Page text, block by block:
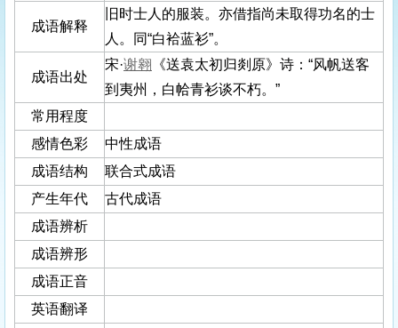
成语解释
旧时士人的服装。亦借指尚未取得功名的士
人。同“白袷蓝衫”。
成语出处
宋·谢翱 《送袁太初归剡原》诗：“风帆送客
到夷州，白帢青衫谈不朽。”
常用程度
感情色彩
中性成语
成语结构
联合式成语
产生年代
古代成语
成语辨析
成语辨形
成语正音
英语翻译